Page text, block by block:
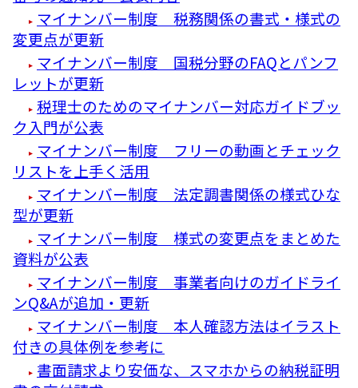
マイナンバー制度 税務関係の書式・様式の
変更点が更新
マイナンバー制度 国税分野のFAQとパンフ
レットが更新
税理士のためのマイナンバー対応ガイドブッ
ク入門が公表
マイナンバー制度 フリーの動画とチェック
リストを上手く活用
マイナンバー制度 法定調書関係の様式ひな
型が更新
マイナンバー制度 様式の変更点をまとめた
資料が公表
マイナンバー制度 事業者向けのガイドライ
ンQ&Aが追加・更新
マイナンバー制度 本人確認方法はイラスト
付きの具体例を参考に
書面請求より安価な、スマホからの納税証明